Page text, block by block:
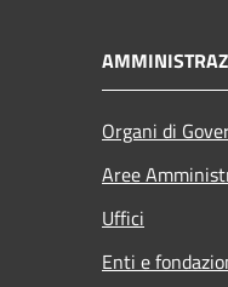
Organi di
Aree
Uffici
Enti e